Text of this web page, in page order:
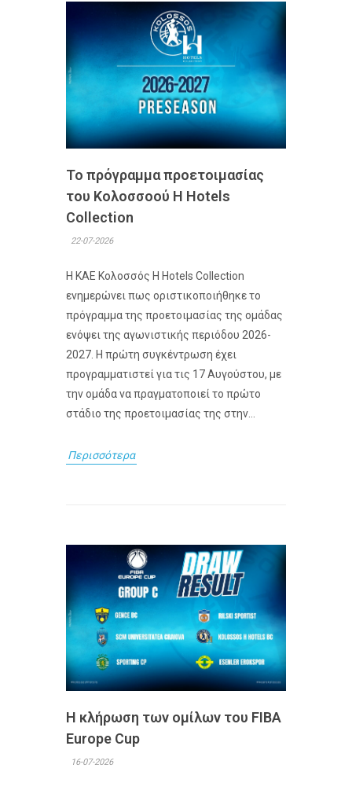
Το πρόγραμμα προετοιμασίας
του Κολοσσoού H Hotels
Collection
22-07-2026
Η ΚΑΕ Κολοσσός H Hotels Collection
ενημερώνει πως οριστικοποιήθηκε το
πρόγραμμα της προετοιμασίας της ομάδας
ενόψει της αγωνιστικής περιόδου 2026-
2027. Η πρώτη συγκέντρωση έχει
προγραμματιστεί για τις 17 Αυγούστου, με
την ομάδα να πραγματοποιεί το πρώτο
στάδιο της προετοιμασίας της στην...
Περισσότερα
Η κλήρωση των ομίλων του FIBA
Europe Cup
16-07-2026